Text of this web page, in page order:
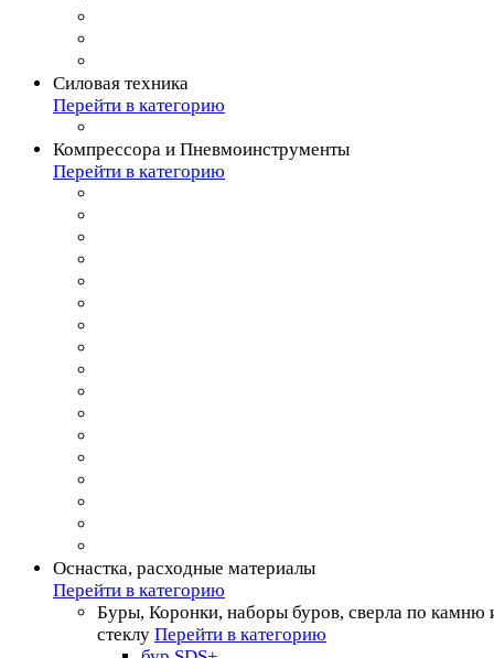
Силовая техника
Перейти в категорию
Компрессора и Пневмоинструменты
Перейти в категорию
Оснастка, расходные материалы
Перейти в категорию
Буры, Коронки, наборы буров, сверла по камню
стеклу Перейти в категорию